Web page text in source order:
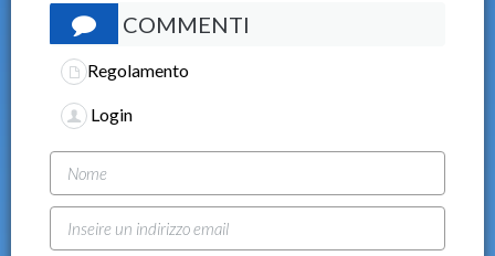
COMMENTI
Regolamento
Login